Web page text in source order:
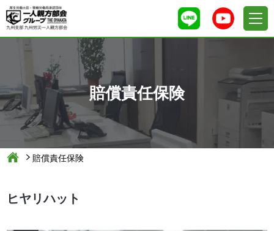
賠償責任保険
賠償責任保険
ヒヤリハット